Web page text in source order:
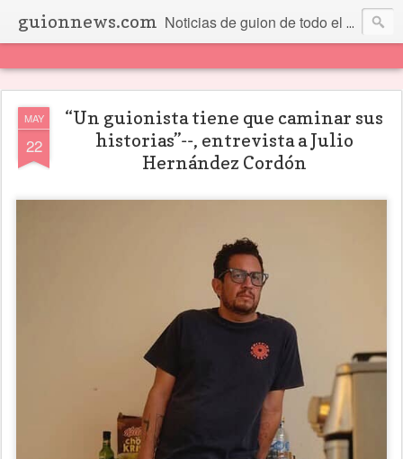
guionnews.com Noticias de guion de todo el mundo... Y más.
MAY
22
“Un guionista tiene que caminar sus
historias”--, entrevista a Julio
Hernández Cordón